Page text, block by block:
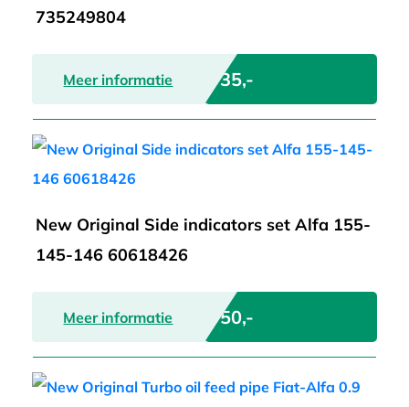
735249804
Meer informatie € 35,-
New Original Side indicators set Alfa 155-
145-146 60618426
Meer informatie € 50,-